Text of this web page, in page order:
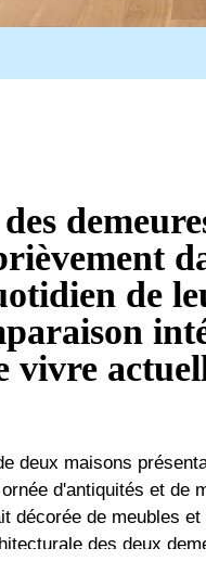
de
vivre
deux maisons
d'antiquités et de
décorée de meubles
des deux